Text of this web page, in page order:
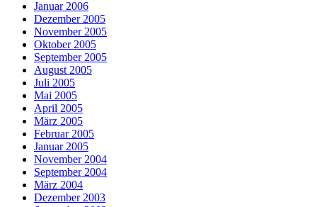
Januar 2006
Dezember 2005
November 2005
Oktober 2005
September 2005
August 2005
Juli 2005
Mai 2005
April 2005
März 2005
Februar 2005
Januar 2005
November 2004
September 2004
März 2004
Dezember 2003